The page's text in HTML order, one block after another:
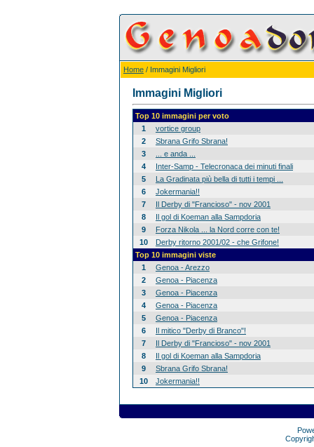
Home / Immagini Migliori
Immagini Migliori
Top 10 immagini per voto
1
vortice group
2
Sbrana Grifo Sbrana!
3
... e anda ...
4
Inter-Samp - Telecronaca dei minuti finali
5
La Gradinata più bella di tutti i tempi ...
6
Jokermania!!
7
Il Derby di "Francioso" - nov 2001
8
Il gol di Koeman alla Sampdoria
9
Forza Nikola ... la Nord corre con te!
10
Derby ritorno 2001/02 - che Grifone!
Top 10 immagini viste
1
Genoa - Arezzo
2
Genoa - Piacenza
3
Genoa - Piacenza
4
Genoa - Piacenza
5
Genoa - Piacenza
6
Il mitico "Derby di Branco"!
7
Il Derby di "Francioso" - nov 2001
8
Il gol di Koeman alla Sampdoria
9
Sbrana Grifo Sbrana!
10
Jokermania!!